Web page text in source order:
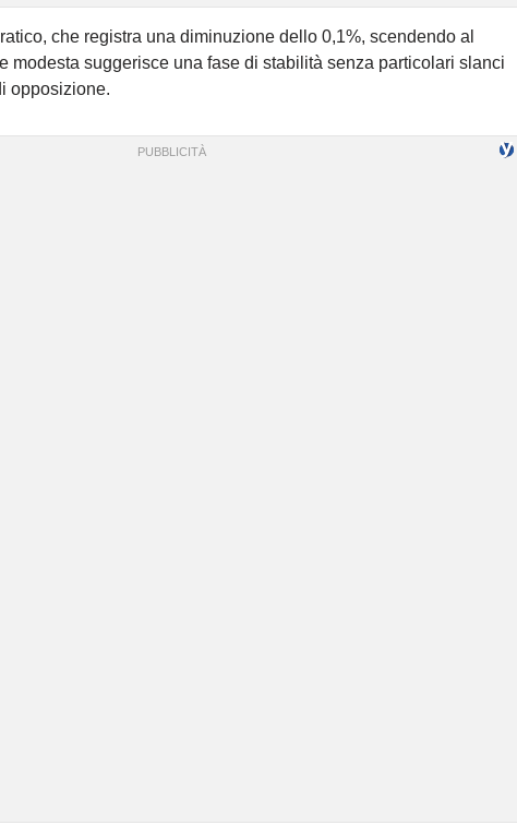
che registra una diminuzione dello 0,1%, scendendo al
modesta suggerisce una fase di stabilità senza particolari slanci
opposizione.